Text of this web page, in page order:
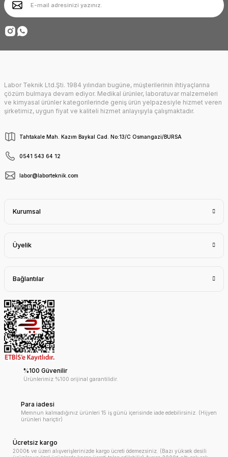
Ürün fiyatı diğer sitelerden daha pahalı.
Bu ürüne benzer farklı alternatifler olmalı.
Gönder
Deneyimini Paylaş
Labor Teknik Ltd.Şti. 1984 yılından bugüne, müşterilerinin ihtiyaçlarına
çözüm bulmaya devam ediyor. Medikal ürünler, laboratuvar malzemeleri
ve kimyasal ürünler kategorilerinde geniş ürün yelpazesiyle hizmet veren
şirketimiz, uygun fiyat ve kaliteli hizmet anlayışıyla çalışmaktadır.
Tahtakale Mah. Kazım Baykal Cad. No:13/C Osmangazi/BURSA
0541 543 64 12
labor@laborteknik.com
Kurumsal
Üyelik
Bağlantılar
%100 Güvenilir
Ürünlerimiz %100 orijinal garantilidir.
Para iadesi
Memnun kalmadığınız ürünleri 15 iş günü içerisinde iade edebilirsiniz. (Hijyen
ürünleri hariçtir)
Ücretsiz kargo
2000₺ ve üzeri alışverişlerinizde kargo ücreti ödemezsiniz. (Bazı yüksek desili